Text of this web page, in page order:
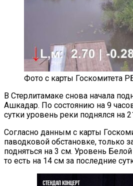
Фото с карты Госкомитета
В Стерлитамаке снова начала
Ашкадар. По состоянию на 9 часов
сутки уровень реки поднялся на
Согласно данным с карты
паводковой обстановке, только
подняться на 3 см. Уровень
то есть на 14 см за последние